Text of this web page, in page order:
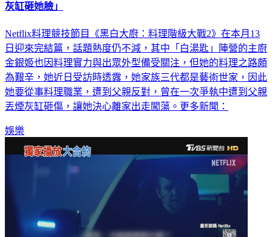
灰缸砸她臉」
Netflix料理競技節目《黑白大廚：料理階級大戰2》在本月13
日迎來完結篇，話題熱度仍不減，其中「白湯匙」陣營的主廚
金銀姬也因料理實力與出眾外型備受關注，但她的料理之路頗
為艱辛，她近日受訪時透露，她家族三代都是藝術世家，因此
她要從事料理職業，遭到父親反對，曾在一次爭執中遭到父親
丟煙灰缸砸傷，讓她決心離家出走闖蕩。更多新聞：
娛樂